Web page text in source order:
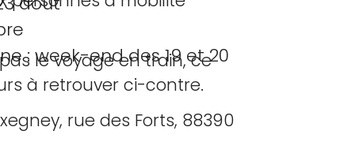
le voyage en train, ce
à retrouver ci-contre.
rue des Forts, 88390
: week-end des 19 et 20